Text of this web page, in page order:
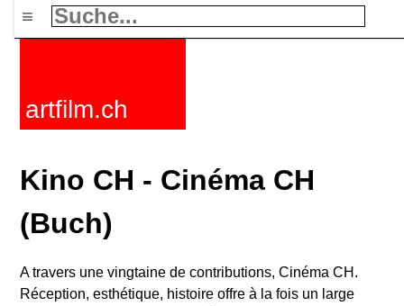
≡
artfilm.ch
Kino CH - Cinéma CH
(Buch)
A travers une vingtaine de contributions, Cinéma CH.
Réception, esthétique, histoire offre à la fois un large